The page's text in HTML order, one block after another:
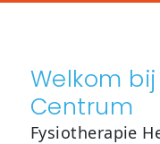
Welkom
Centrum
Fysiotherapie